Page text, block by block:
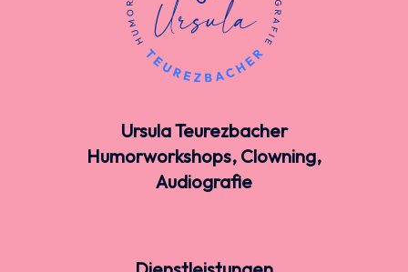
Ursula Teurezbacher
Humorworkshops, Clowning,
Audiografie